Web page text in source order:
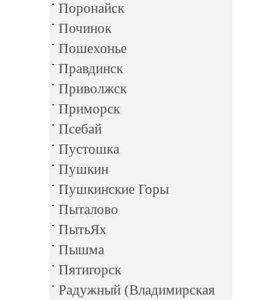
Поронайск
Починок
Пошехонье
Правдинск
Приволжск
Приморск
Псебай
Пустошка
Пушкин
Пушкинские Горы
Пыталово
ПытьЯх
Пышма
Пятигорск
Радужный (Владимирская